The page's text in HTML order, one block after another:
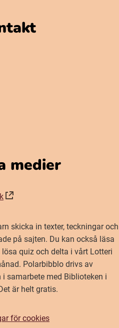
medier
fönster)
skicka in texter, teckningar och
på sajten. Du kan också läsa
quiz och delta i vårt Lotteri
Polarbibblo drivs av
samarbete med Biblioteken i
är helt gratis.
för cookies